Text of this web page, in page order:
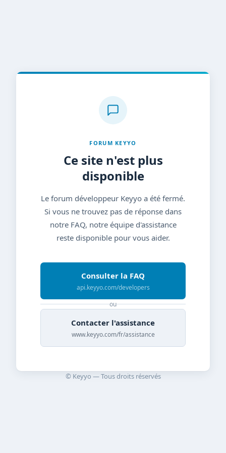
FORUM KEYYO
Ce site n'est plus
disponible
Le forum développeur Keyyo a été fermé.
Si vous ne trouvez pas de réponse dans
notre FAQ, notre équipe d'assistance
reste disponible pour vous aider.
Consulter la FAQ
api.keyyo.com/developers
ou
Contacter l'assistance
www.keyyo.com/fr/assistance
© Keyyo — Tous droits réservés